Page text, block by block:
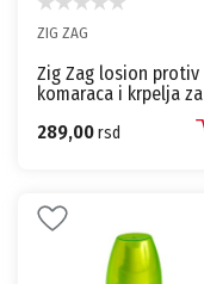
ZIG ZAG
Zig Zag losion protiv
komaraca i krpelja za
289,00rsd